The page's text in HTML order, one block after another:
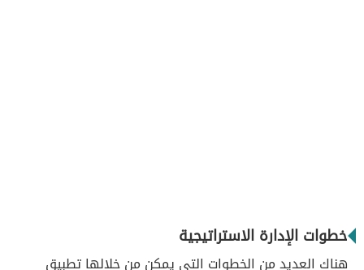
خطوات الإدارة الاستراتيجية
هناك العديد من الخطوات التي يمكن من خلالها تطبيق